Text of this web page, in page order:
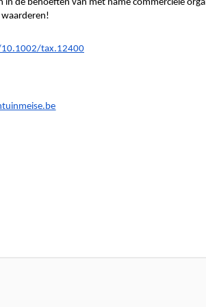
de behoeften van met name commerciële
tax.12400